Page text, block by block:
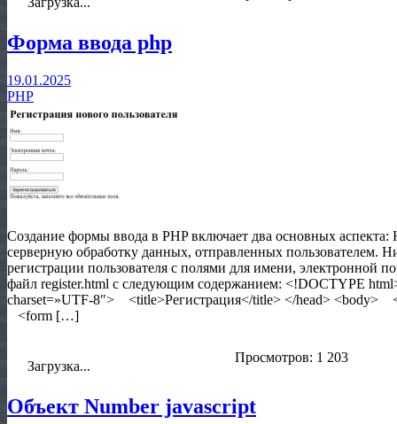
Форма ввода php
19.01.2025
PHP
Создание формы ввода в PHP включает два основных
серверную обработку данных, отправленных пользователем.
регистрации пользователя с полями для имени, электронной
файл register.html с следующим содержанием: <!DOCTYPE
charset=»UTF-8″> <title>Регистрация</title> </head> <body>
<form […]
Загрузка...
Просмотров: 1 203
Объект Number javascript